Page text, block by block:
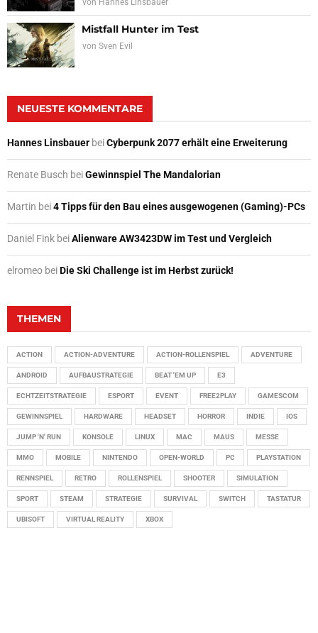
von Hannes Linsbauer
Mistfall Hunter im Test
von Sven Evil
NEUESTE KOMMENTARE
Hannes Linsbauer beiCyberpunk 2077 erhält eine Erweiterung
Renate Busch beiGewinnspiel The Mandalorian
Martin bei4 Tipps für den Bau eines ausgewogenen (Gaming)-PCs
Daniel Fink beiAlienware AW3423DW im Test und Vergleich
elromeo beiDie Ski Challenge ist im Herbst zurück!
THEMEN
ACTION ACTION-ADVENTURE ACTION-ROLLENSPIEL ADVENTURE
ANDROID AUFBAUSTRATEGIE BEAT 'EM UP E3
ECHTZEITSTRATEGIE ESPORT EVENT FREE2PLAY GAMESCOM
GEWINNSPIEL HARDWARE HEADSET HORROR INDIE IOS
JUMP 'N' RUN KONSOLE LINUX MAC MAUS MESSE
MMO MOBILE NINTENDO OPEN-WORLD PC PLAYSTATION
RENNSPIEL RETRO ROLLENSPIEL SHOOTER SIMULATION
SPORT STEAM STRATEGIE SURVIVAL SWITCH TASTATUR
UBISOFT VIRTUAL REALITY XBOX